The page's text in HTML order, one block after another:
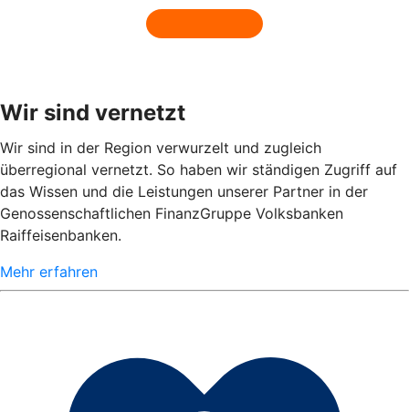
Wir sind vernetzt
Wir sind in der Region verwurzelt und zugleich
überregional vernetzt. So haben wir ständigen Zugriff auf
das Wissen und die Leistungen unserer Partner in der
Genossenschaftlichen FinanzGruppe Volksbanken
Raiffeisenbanken.
Mehr erfahren